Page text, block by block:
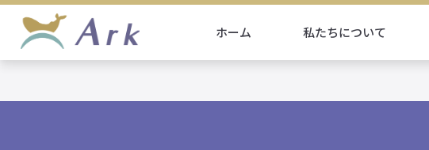
ホーム 私たちについて